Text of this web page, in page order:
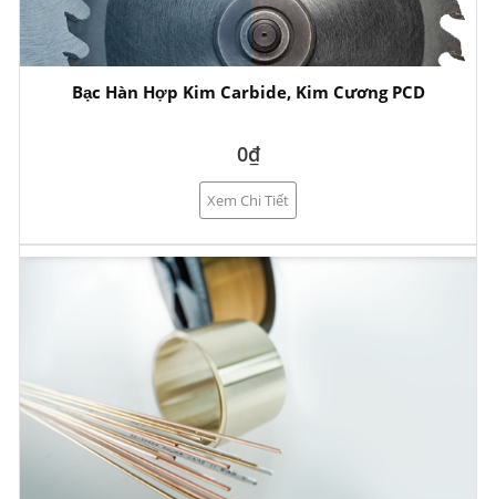
Bạc Hàn Hợp Kim Carbide, Kim Cương PCD
0₫
Xem Chi Tiết